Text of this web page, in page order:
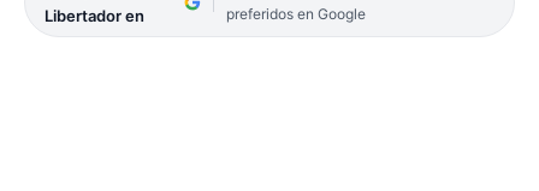
Libertador en
preferidos en Google